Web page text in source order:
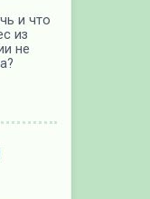
и что
из
не